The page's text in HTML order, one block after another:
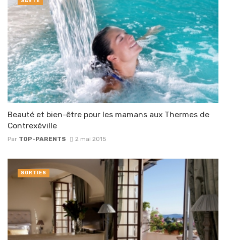
Beauté et bien-être pour les mamans aux Thermes de
Contrexéville
Par TOP-PARENTS 2 mai 2015
SORTIES